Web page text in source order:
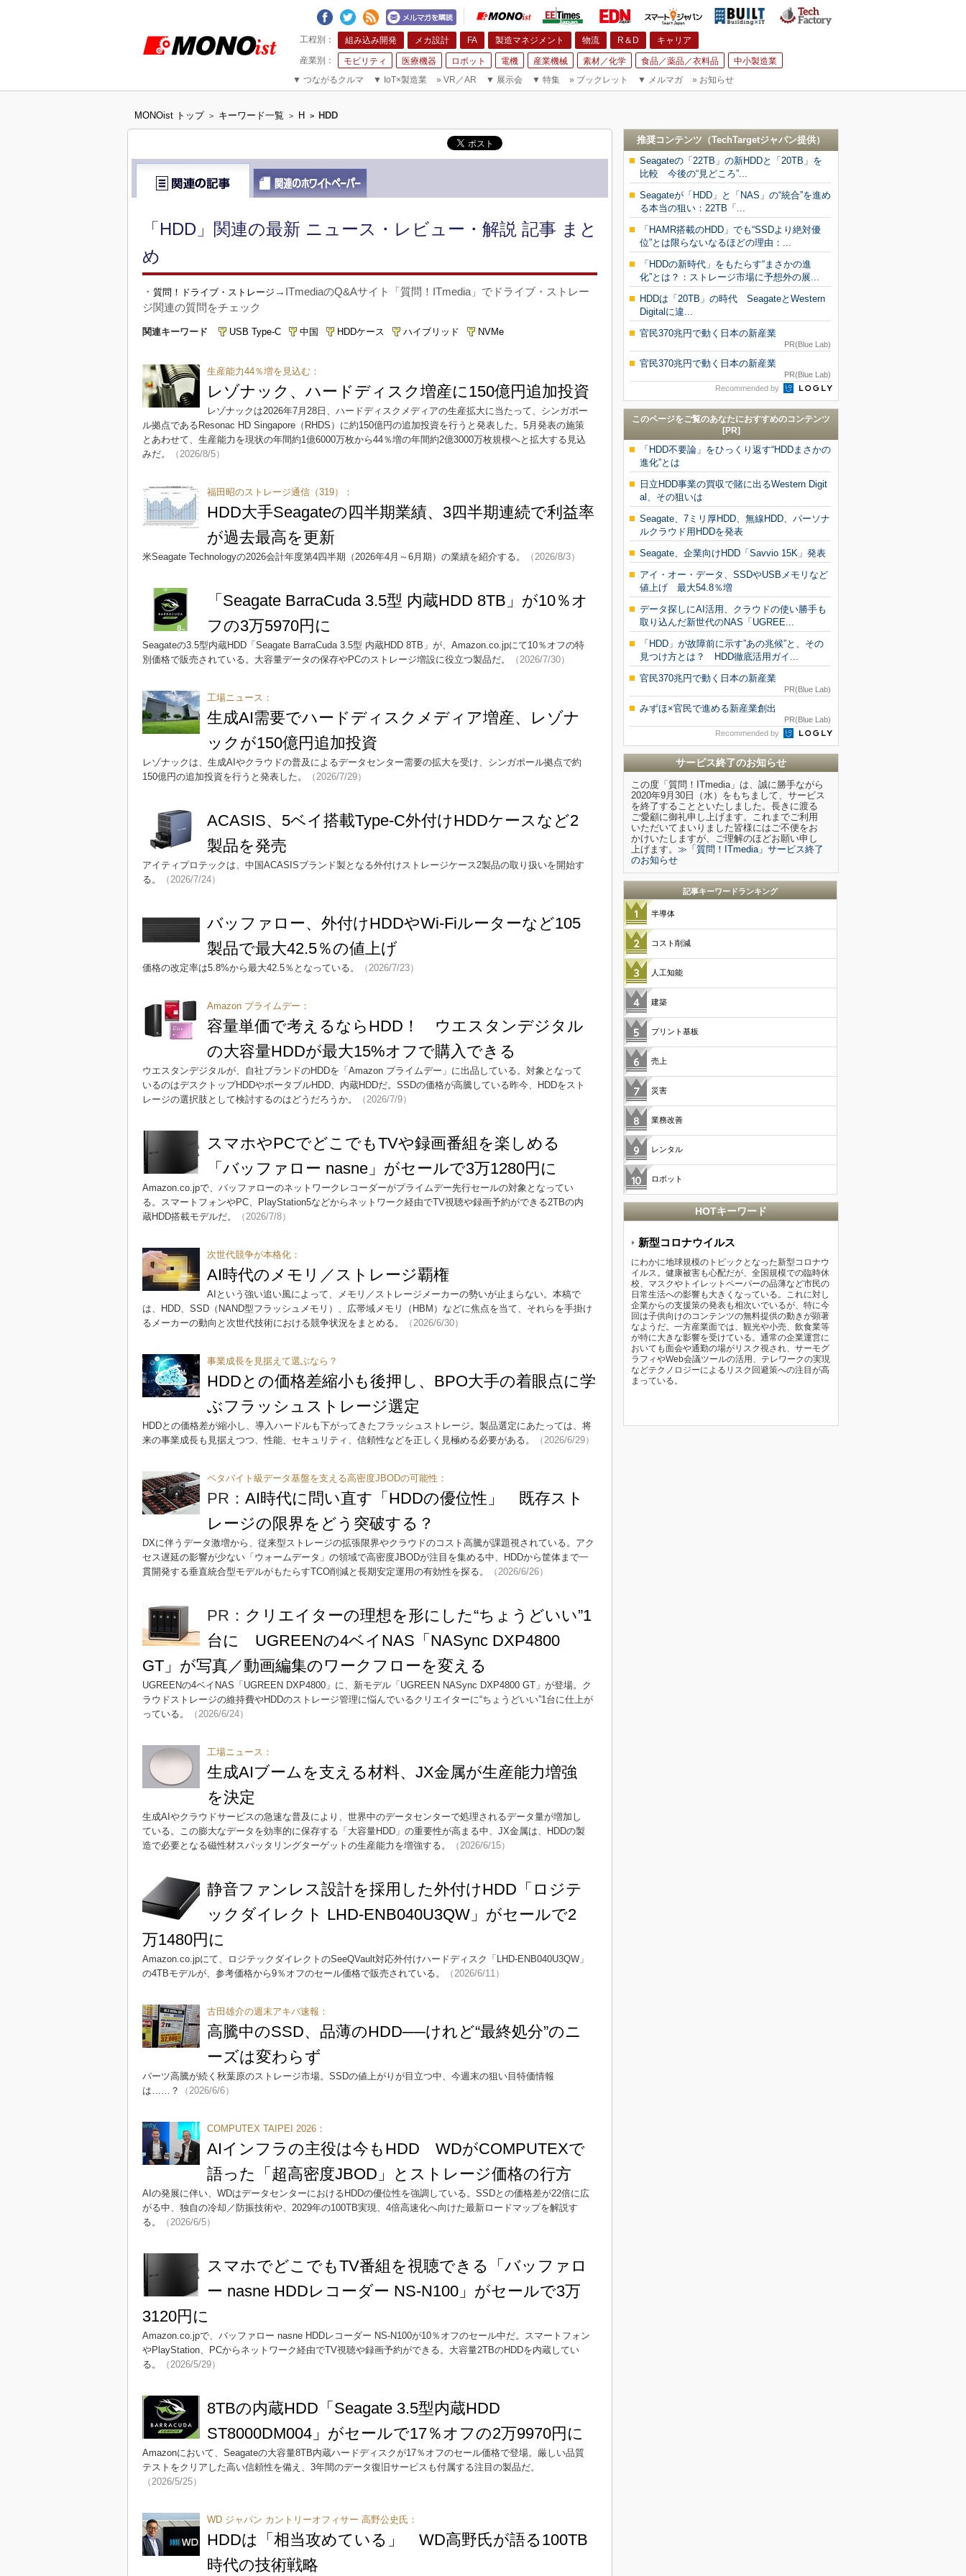
組み込み開発 メカ設計 FA 製造マネジメント 物流 R＆D キャリア
モビリティ 医療機器 ロボット 電機 産業機械 素材／化学 食品／薬品／衣料品
中小製造業
▼ つながるクルマ ▼ IoT×製造業 » VR／AR ▼ 展示会 ▼ 特集 » ブックレット ▼ メルマガ » お知らせ
MONOist トップ > キーワード一覧 > H > HDD
「HDD」関連の最新 ニュース・レビュー・解説 記事 まと
め
・ 質問！ドライブ・ストレージ →ITmediaのQ&Aサイト「質問！ITmedia」でドライブ・ストレー
ジ関連の質問をチェック
関連キーワード USB Type-C 中国 HDDケース ハイブリッド NVMe
生産能力44％増を見込む：
レゾナック、ハードディスク増産に150億円追加投資
レゾナックは2026年7月28日、ハードディスクメディアの生産拡大に当たって、シンガポー
ル拠点であるResonac HD Singapore（RHDS）に約150億円の追加投資を行うと発表した。5月発表の施策
とあわせて、生産能力を現状の年間約1億6000万枚から44％増の年間約2億3000万枚規模へと拡大する見込
みだ。
（2026/8/5）
福田昭のストレージ通信（319）：
HDD大手Seagateの四半期業績、3四半期連続で利益率
が過去最高を更新
米Seagate Technologyの2026会計年度第4四半期（2026年4月～6月期）の業績を紹介する。 （2026/8/3）
「Seagate BarraCuda 3.5型 内蔵HDD 8TB」が10％オ
フの3万5970円に
Seagateの3.5型内蔵HDD「Seagate BarraCuda 3.5型 内蔵HDD 8TB」が、Amazon.co.jpにて10％オフの特
別価格で販売されている。大容量データの保存やPCのストレージ増設に役立つ製品だ。
（2026/7/30）
工場ニュース：
生成AI需要でハードディスクメディア増産、レゾナ
ックが150億円追加投資
レゾナックは、生成AIやクラウドの普及によるデータセンター需要の拡大を受け、シンガポール拠点で約
150億円の追加投資を行うと発表した。
（2026/7/29）
ACASIS、5ベイ搭載Type-C外付けHDDケースなど2
製品を発売
アイティプロテックは、中国ACASISブランド製となる外付けストレージケース2製品の取り扱いを開始す
る。
（2026/7/24）
バッファロー、外付けHDDやWi-Fiルーターなど105
製品で最大42.5％の値上げ
価格の改定率は5.8%から最大42.5％となっている。 （2026/7/23）
Amazon プライムデー：
容量単価で考えるならHDD！ ウエスタンデジタル
の大容量HDDが最大15%オフで購入できる
ウエスタンデジタルが、自社ブランドのHDDを「Amazon プライムデー」に出品している。対象となって
いるのはデスクトップHDDやポータブルHDD、内蔵HDDだ。SSDの価格が高騰している昨今、HDDをスト
レージの選択肢として検討するのはどうだろうか。
（2026/7/9）
スマホやPCでどこでもTVや録画番組を楽しめる
「バッファロー nasne」がセールで3万1280円に
Amazon.co.jpで、バッファローのネットワークレコーダーがプライムデー先行セールの対象となってい
る。スマートフォンやPC、PlayStation5などからネットワーク経由でTV視聴や録画予約ができる2TBの内
蔵HDD搭載モデルだ。
（2026/7/8）
次世代競争が本格化：
AI時代のメモリ／ストレージ覇権
AIという強い追い風によって、メモリ／ストレージメーカーの勢いが止まらない。本稿で
は、HDD、SSD（NAND型フラッシュメモリ）、広帯域メモリ（HBM）などに焦点を当て、それらを手掛け
るメーカーの動向と次世代技術における競争状況をまとめる。
（2026/6/30）
事業成長を見据えて選ぶなら？
HDDとの価格差縮小も後押し、BPO大手の着眼点に学
ぶフラッシュストレージ選定
HDDとの価格差が縮小し、導入ハードルも下がってきたフラッシュストレージ。製品選定にあたっては、将
来の事業成長も見据えつつ、性能、セキュリティ、信頼性などを正しく見極める必要がある。
（2026/6/29）
ペタバイト級データ基盤を支える高密度JBODの可能性：
PR： AI時代に問い直す「HDDの優位性」 既存スト
レージの限界をどう突破する？
DXに伴うデータ激増から、従来型ストレージの拡張限界やクラウドのコスト高騰が課題視されている。アク
セス遅延の影響が少ない「ウォームデータ」の領域で高密度JBODが注目を集める中、HDDから筐体まで一
貫開発する垂直統合型モデルがもたらすTCO削減と長期安定運用の有効性を探る。
（2026/6/26）
PR： クリエイターの理想を形にした“ちょうどいい”1
台に UGREENの4ベイNAS「NASync DXP4800
GT」が写真／動画編集のワークフローを変える
UGREENの4ベイNAS「UGREEN DXP4800」に、新モデル「UGREEN NASync DXP4800 GT」が登場。ク
ラウドストレージの維持費やHDDのストレージ管理に悩んでいるクリエイターに“ちょうどいい”1台に仕上が
っている。
（2026/6/24）
工場ニュース：
生成AIブームを支える材料、JX金属が生産能力増強
を決定
生成AIやクラウドサービスの急速な普及により、世界中のデータセンターで処理されるデータ量が増加し
ている。この膨大なデータを効率的に保存する「大容量HDD」の重要性が高まる中、JX金属は、HDDの製
造で必要となる磁性材スパッタリングターゲットの生産能力を増強する。
（2026/6/15）
静音ファンレス設計を採用した外付けHDD「ロジテ
ックダイレクト LHD-ENB040U3QW」がセールで2
万1480円に
Amazon.co.jpにて、ロジテックダイレクトのSeeQVault対応外付けハードディスク「LHD-ENB040U3QW」
の4TBモデルが、参考価格から9％オフのセール価格で販売されている。
（2026/6/11）
古田雄介の週末アキバ速報：
高騰中のSSD、品薄のHDD──けれど“最終処分”のニ
ーズは変わらず
パーツ高騰が続く秋葉原のストレージ市場。SSDの値上がりが目立つ中、今週末の狙い目特価情報
は……？
（2026/6/6）
COMPUTEX TAIPEI 2026：
AIインフラの主役は今もHDD WDがCOMPUTEXで
語った「超高密度JBOD」とストレージ価格の行方
AIの発展に伴い、WDはデータセンターにおけるHDDの優位性を強調している。SSDとの価格差が22倍に広
がる中、独自の冷却／防振技術や、2029年の100TB実現、4倍高速化へ向けた最新ロードマップを解説す
る。
（2026/6/5）
スマホでどこでもTV番組を視聴できる「バッファロ
ー nasne HDDレコーダー NS-N100」がセールで3万
3120円に
Amazon.co.jpで、バッファロー nasne HDDレコーダー NS-N100が10％オフのセール中だ。スマートフォン
やPlayStation、PCからネットワーク経由でTV視聴や録画予約ができる。大容量2TBのHDDを内蔵してい
る。
（2026/5/29）
8TBの内蔵HDD「Seagate 3.5型内蔵HDD
ST8000DM004」がセールで17％オフの2万9970円に
Amazonにおいて、Seagateの大容量8TB内蔵ハードディスクが17％オフのセール価格で登場。厳しい品質
テストをクリアした高い信頼性を備え、3年間のデータ復旧サービスも付属する注目の製品だ。
（2026/5/25）
WD ジャパン カントリーオフィサー 高野公史氏：
HDDは「相当攻めている」 WD高野氏が語る100TB
時代の技術戦略
推奨コンテンツ（TechTargetジャパン提供）
Seagateの「22TB」の新HDDと「20TB」を
比較 今後の“見どころ”...
Seagateが「HDD」と「NAS」の“統合”を進め
る本当の狙い：22TB「...
「HAMR搭載のHDD」でも“SSDより絶対優
位”とは限らないなるほどの理由：...
「HDDの新時代」をもたらす“まさかの進
化”とは？：ストレージ市場に予想外の展...
HDDは「20TB」の時代 SeagateとWestern
Digitalに違...
官民370兆円で動く日本の新産業
PR(Blue Lab)
官民370兆円で動く日本の新産業
PR(Blue Lab)
Recommended by
このページをご覧のあなたにおすすめのコンテンツ
[PR]
「HDD不要論」をひっくり返す“HDDまさかの
進化”とは
日立HDD事業の買収で賭に出るWestern Digit
al、その狙いは
Seagate、7ミリ厚HDD、無線HDD、パーソナ
ルクラウド用HDDを発表
Seagate、企業向けHDD「Savvio 15K」発表
アイ・オー・データ、SSDやUSBメモリなど
値上げ 最大54.8％増
データ探しにAI活用、クラウドの使い勝手も
取り込んだ新世代のNAS「UGREE...
「HDD」が故障前に示す”あの兆候”と、その
見つけ方とは？ HDD徹底活用ガイ...
官民370兆円で動く日本の新産業
PR(Blue Lab)
みずほ×官民で進める新産業創出
PR(Blue Lab)
Recommended by
サービス終了のお知らせ
この度「質問！ITmedia」は、誠に勝手ながら
2020年9月30日（水）をもちまして、サービス
を終了することといたしました。長きに渡る
ご愛顧に御礼申し上げます。これまでご利用
いただいてまいりました皆様にはご不便をお
かけいたしますが、ご理解のほどお願い申し
上げます。 ≫「質問！ITmedia」サービス終了
のお知らせ
記事キーワードランキング
半導体
コスト削減
人工知能
建築
プリント基板
売上
災害
業務改善
レンタル
ロボット
HOTキーワード
新型コロナウイルス
にわかに地球規模のトピックとなった新型コロナウ
イルス。健康被害も心配だが、全国規模での臨時休
校、マスクやトイレットペーパーの品薄など市民の
日常生活への影響も大きくなっている。これに対し
企業からの支援策の発表も相次いでいるが、特に今
回は子供向けのコンテンツの無料提供の動きが顕著
なようだ。一方産業面では、観光や小売、飲食業等
が特に大きな影響を受けている。通常の企業運営に
おいても面会や通勤の場がリスク視され、サーモグ
ラフィやWeb会議ツールの活用、テレワークの実現
などテクノロジーによるリスク回避策への注目が高
まっている。